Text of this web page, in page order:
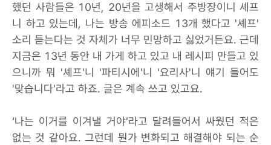
했던 사람들은 10년, 20년을 고생해서 주방장이니 셰프
니 하고 있는데, 나는 방송 에피소드 13개 했다고 '셰프'
소리 듣는다는 것 자체가 너무 민망하고 싫었거든요. 근데
지금은 13년 동안 내 가게 하고 있고 내 레시피 만들고 있
으니까 뭐 '셰프'니 '파티시에'니 '요리사'니 얘기 들어도
'맞습니다'라고 하죠. 글은 계속 쓰고 있고요.
‘나는 이거를 이겨낼 거야’라고 달려들어서 싸웠던 적은
없는 것 같아요. 그런데 뭔가 변화되고 해결해야 되는 순